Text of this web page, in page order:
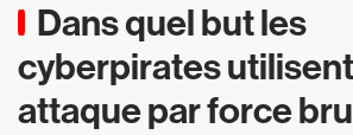
Dans quel but les
cyberpirates
attaque par force